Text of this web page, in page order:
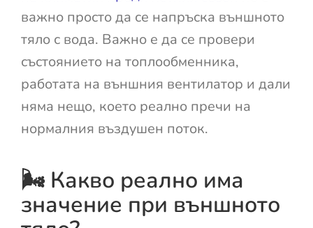
важно просто да се напръска външното
тяло с вода. Важно е да се провери
състоянието на топлообменника,
работата на външния вентилатор и дали
няма нещо, което реално пречи на
нормалния въздушен поток.
🌬️ Какво реално има
значение при външното